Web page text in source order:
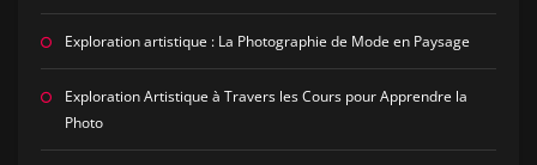
Exploration artistique : La Photographie de Mode en Paysage
Exploration Artistique à Travers les Cours pour Apprendre la
Photo